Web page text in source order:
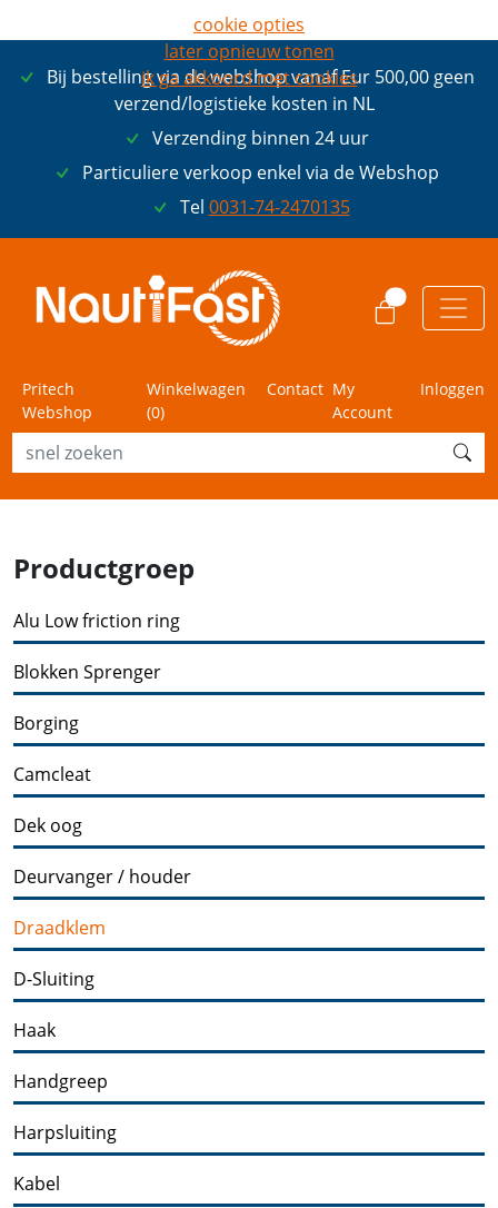
Bij bestelling via de webshop vanaf Eur 500,00 geen
verzend/logistieke kosten in NL
Verzending binnen 24 uur
Particuliere verkoop enkel via de Webshop
Tel 0031-74-2470135
Pritech
Webshop
Winkelwagen
(0)
Contact My
Account
Inloggen
Productgroep
Alu Low friction ring
Blokken Sprenger
Borging
Camcleat
Dek oog
Deurvanger / houder
Draadklem
D-Sluiting
Haak
Handgreep
Harpsluiting
Kabel
cookie opties
later opnieuw tonen
ik ga akkoord met cookies